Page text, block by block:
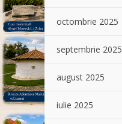
octombrie 2025
septembrie 2025
august 2025
iulie 2025